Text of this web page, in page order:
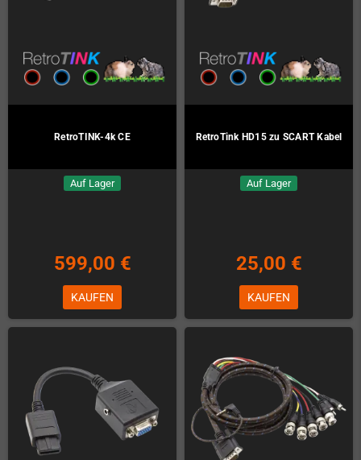
RetroTINK-4k CE
Auf Lager
599,00 €
KAUFEN
RetroTink HD15 zu SCART Kabel
Auf Lager
25,00 €
KAUFEN